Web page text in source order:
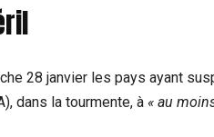
28 janvier les pays ayant
dans la tourmente, à « au